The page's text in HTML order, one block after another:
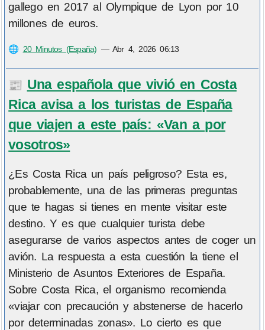
gallego en 2017 al Olympique de Lyon por 10
millones de euros.
🌐 20 Minutos (España) —Abr 4, 2026 06:13
📰 Una española que vivió en Costa
Rica avisa a los turistas de España
que viajen a este país: «Van a por
vosotros»
¿Es Costa Rica un país peligroso? Esta es,
probablemente, una de las primeras preguntas
que te hagas si tienes en mente visitar este
destino. Y es que cualquier turista debe
asegurarse de varios aspectos antes de coger un
avión. La respuesta a esta cuestión la tiene el
Ministerio de Asuntos Exteriores de España.
Sobre Costa Rica, el organismo recomienda
«viajar con precaución y abstenerse de hacerlo
por determinadas zonas». Lo cierto es que